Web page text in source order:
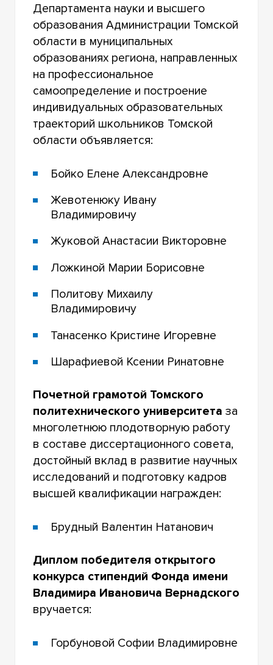
Департамента науки и высшего
образования Администрации Томской
области в муниципальных
образованиях региона, направленных
на профессиональное
самоопределение и построение
индивидуальных образовательных
траекторий школьников Томской
области объявляется:
Бойко Елене Александровне
Жевотенюку Ивану
Владимировичу
Жуковой Анастасии Викторовне
Ложкиной Марии Борисовне
Политову Михаилу
Владимировичу
Танасенко Кристине Игоревне
Шарафиевой Ксении Ринатовне
Почетной грамотой Томского
политехнического университета за
многолетнюю плодотворную работу
в составе диссертационного совета,
достойный вклад в развитие научных
исследований и подготовку кадров
высшей квалификации награжден:
Брудный Валентин Натанович
Диплом победителя открытого
конкурса стипендий Фонда имени
Владимира Ивановича Вернадского
вручается:
Горбуновой Софии Владимировне